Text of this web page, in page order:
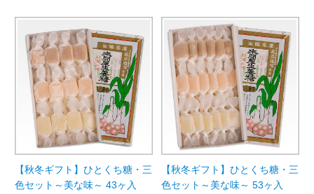
【秋冬ギフト】ひとくち糖・三
色セット～美な味～ 43ヶ入
【秋冬ギフト】ひとくち糖・三
色セット～美な味～ 53ヶ入